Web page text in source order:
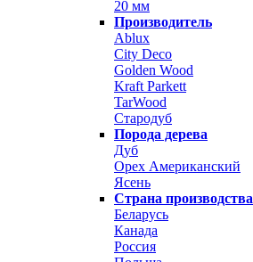
20 мм
Производитель
Ablux
City Deco
Golden Wood
Kraft Parkett
TarWood
Стародуб
Порода дерева
Дуб
Орех Американский
Ясень
Страна производства
Беларусь
Канада
Россия